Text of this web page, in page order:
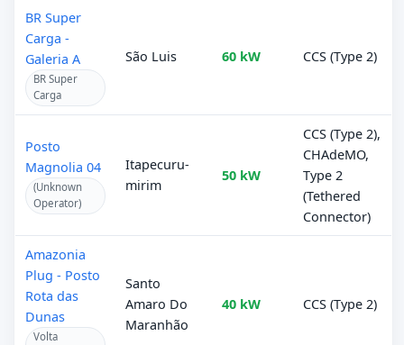
BR Super
Carga -
Galeria A
BR Super
Carga
São Luis 60 kW CCS (Type 2)
Posto
Magnolia 04
(Unknown
Operator)
Itapecuru-
mirim
50 kW
CCS (Type 2),
CHAdeMO,
Type 2
(Tethered
Connector)
Amazonia
Plug - Posto
Rota das
Dunas
Volta
Santo
Amaro Do
Maranhão
40 kW CCS (Type 2)